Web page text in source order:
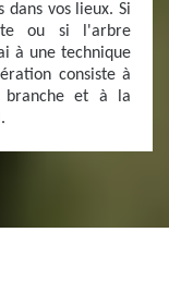
dans vos lieux. Si
ou si l'arbre
à une technique
consiste à
branche et à la